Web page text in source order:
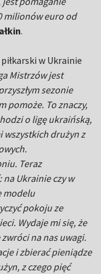
milionów euro od
.
w Ukrainie
Mistrzów jest
sezonie
pomoże. To znaczy,
o ligę ukraińską,
drużyn z
Teraz
Ukrainie czy w
modelu
pokoju ze
Wydaje mi się, że
na nas uwagi.
i zbierać pieniądze
z czego pięć